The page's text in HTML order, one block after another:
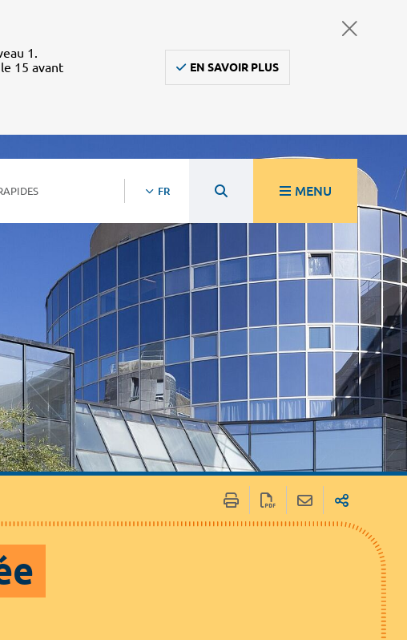
1.
15 avant
EN SAVOIR PLUS
FR MENU